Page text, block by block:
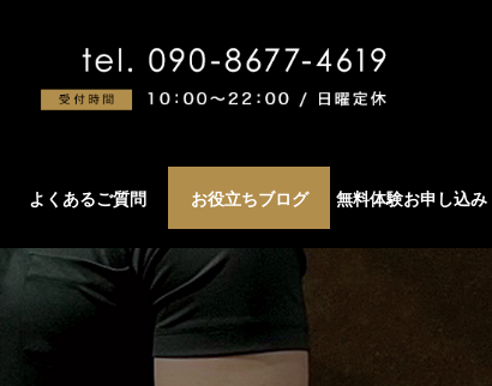
よくあるご質問 お役立ちブログ 無料体験お申し込み